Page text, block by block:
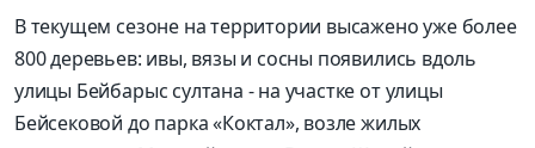
В текущем сезоне на территории высажено уже более
800 деревьев: ивы, вязы и сосны появились вдоль
улицы Бейбарыс султана - на участке от улицы
Бейсековой до парка «Коктал», возле жилых